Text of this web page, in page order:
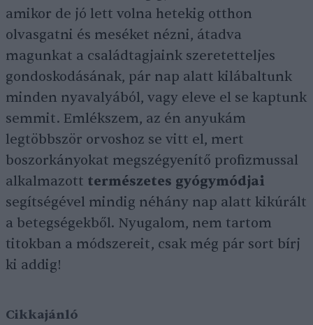
amikor de jó lett volna hetekig otthon
olvasgatni és meséket nézni, átadva
magunkat a családtagjaink szeretetteljes
gondoskodásának, pár nap alatt kilábaltunk
minden nyavalyából, vagy eleve el se kaptunk
semmit. Emlékszem, az én anyukám
legtöbbször orvoshoz se vitt el, mert
boszorkányokat megszégyenítő profizmussal
alkalmazott természetes gyógymódjai
segítségével mindig néhány nap alatt kikúrált
a betegségekből. Nyugalom, nem tartom
titokban a módszereit, csak még pár sort bírj
ki addig!
Cikkajánló